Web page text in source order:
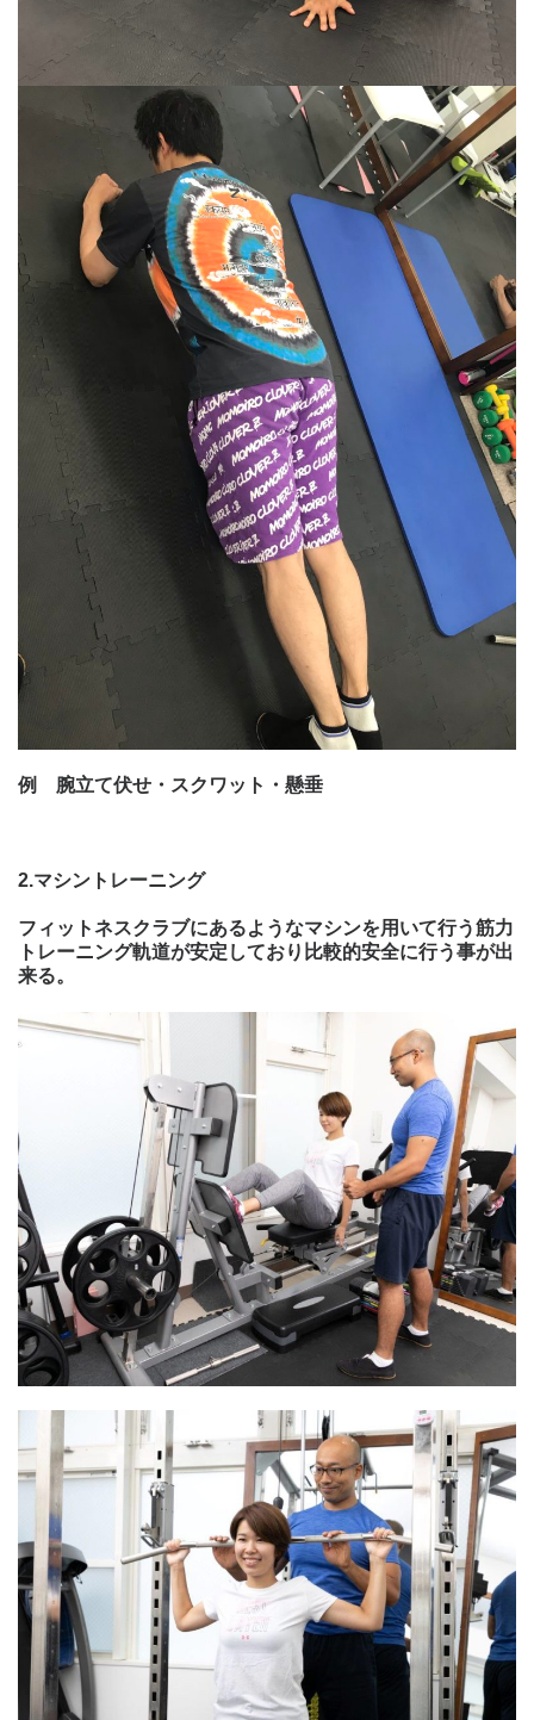
例 腕立て伏せ・スクワット・懸垂
2.マシン トレーニング
フィットネスクラブにあるようなマシンを用いて行う筋力
トレーニング軌道が安定しており比較的安全に行う事が出
来る。